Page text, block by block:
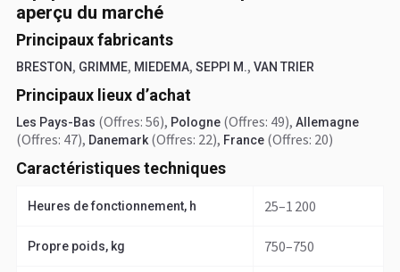
aperçu du marché
Principaux fabricants
BRESTON, GRIMME, MIEDEMA, SEPPI M., VAN TRIER
Principaux lieux d’achat
Les Pays-Bas (Offres: 56), Pologne (Offres: 49), Allemagne
(Offres: 47), Danemark (Offres: 22), France (Offres: 20)
Caractéristiques techniques
Heures de fonctionnement, h 25–1 200
Propre poids, kg 750–750